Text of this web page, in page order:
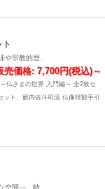
や宗教的歴..
売価格: 7,700円(税込)～
仏さまの世界 入門編～ 全2枚セ
ト、籔内佐斗司流 仏像拝観手引
空間―。時..